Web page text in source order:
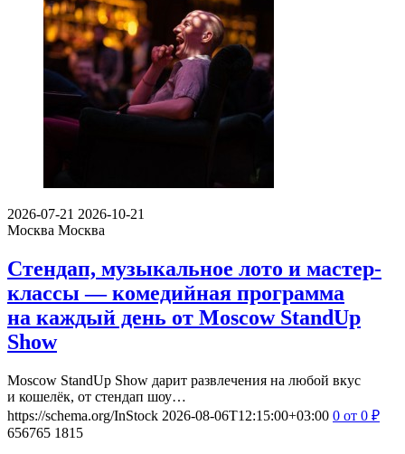
2026-07-21 2026-10-21
Москва Москва
Стендап, музыкальное лото и мастер-
классы — комедийная программа
на каждый день от Moscow StandUp
Show
Moscow StandUp Show дарит развлечения на любой вкус
и кошелёк, от стендап шоу…
https://schema.org/InStock 2026-08-06T12:15:00+03:00 0 от 0 ₽
656765 1815